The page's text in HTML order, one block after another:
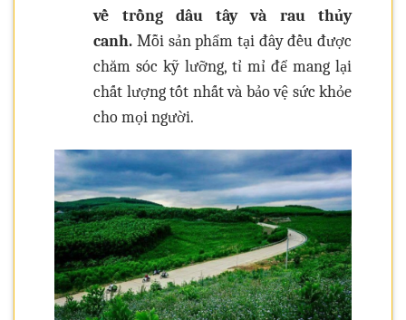
về trồng dâu tây và rau thủy
canh. Mỗi sản phẩm tại đây đều được
chăm sóc kỹ lưỡng, tỉ mỉ để mang lại
chất lượng tốt nhất và bảo vệ sức khỏe
cho mọi người.